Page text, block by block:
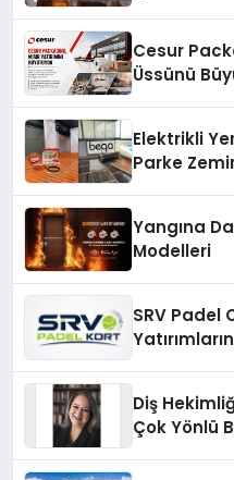
Cesur
Üssünü
Elektrikli
Parke
Yangına
Modelleri
SRV Padel
Diş
Çok Yönlü